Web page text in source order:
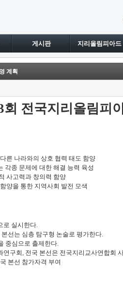
게시판 지리올림피아드
계획
회 전국지리올림피
른 나라와의 상호 협력 태도 함양
각종 문제에 대한 해결 능력 육성
사고력과 창의력 함양
양을 통한 지역사회 발전 모색
로 실시한다
본선는 심층 탐구형 논술로 평가한다
중심으로 출제한다
연구회 전국 본선은 전국지리교사연합회
본선 참가자격 부여